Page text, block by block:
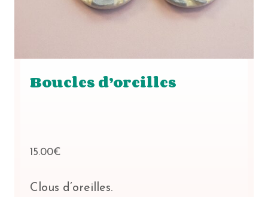
Boucles d’oreilles
15.00€
Clous d’oreilles.